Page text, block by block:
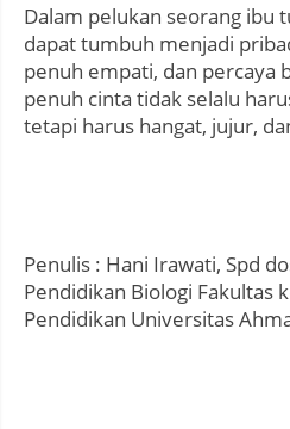
Dalam pelukan seorang ibu
dapat tumbuh menjadi
penuh empati, dan percaya
penuh cinta tidak selalu
tetapi harus hangat, jujur,
Penulis : Hani Irawati, Spd
Pendidikan Biologi Fakultas
Pendidikan Universitas